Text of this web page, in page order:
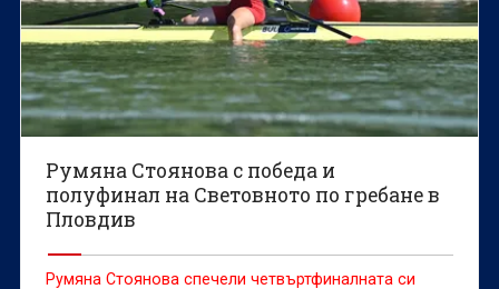
Румяна Стоянова с победа и
полуфинал на Световното по гребане в
Пловдив
Румяна Стоянова спечели четвъртфиналната си